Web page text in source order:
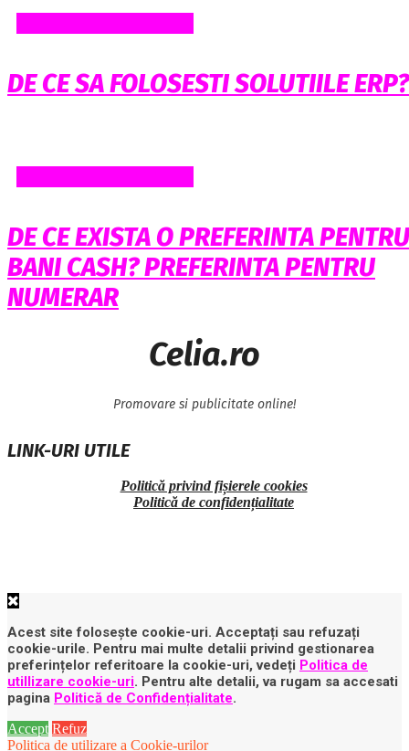
DE CE SA FOLOSESTI SOLUTIILE ERP?
DE CE EXISTA O PREFERINTA PENTRU
BANI CASH? PREFERINTA PENTRU
NUMERAR
Celia.ro
Promovare si publicitate online!
LINK-URI UTILE
Politică privind fișierele cookies
Politică de confidențialitate
Acest site folosește cookie-uri. Acceptați sau refuzați
cookie-urile. Pentru mai multe detalii privind gestionarea
preferințelor referitoare la cookie-uri, vedeți Politica de
utillizare cookie-uri. Pentru alte detalii, va rugam sa accesati
pagina Politică de Confidențialitate.
Accept Refuz
Politica de utilizare a Cookie-urilor